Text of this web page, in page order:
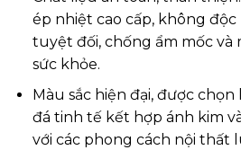
ép nhiệt cao cấp, không độc
tuyệt đối, chống ẩm mốc và
sức khỏe.
Màu sắc hiện đại, được
đá tinh tế kết hợp ánh kim
với các phong cách nội thất